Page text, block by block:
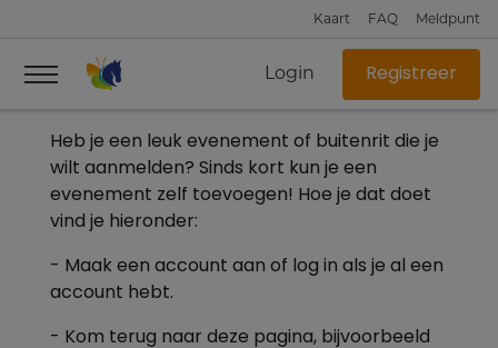
Kaart FAQ Meldpunt
Login Registreer
Heb je een leuk evenement of buitenrit die je
wilt aanmelden? Sinds kort kun je een
evenement zelf toevoegen! Hoe je dat doet
vind je hieronder:
- Maak een account aan of log in als je al een
account hebt.
- Kom terug naar deze pagina, bijvoorbeeld